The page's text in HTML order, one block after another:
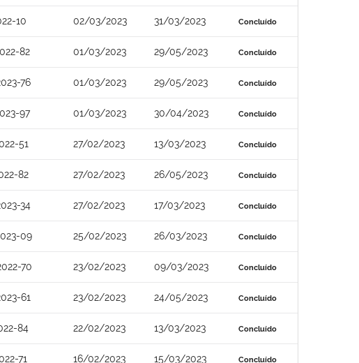
10 02/03/2023 31/03/2023 Concluído
82 01/03/2023 29/05/2023 Concluído
76 01/03/2023 29/05/2023 Concluído
97 01/03/2023 30/04/2023 Concluído
51 27/02/2023 13/03/2023 Concluído
82 27/02/2023 26/05/2023 Concluído
34 27/02/2023 17/03/2023 Concluído
09 25/02/2023 26/03/2023 Concluído
70 23/02/2023 09/03/2023 Concluído
61 23/02/2023 24/05/2023 Concluído
84 22/02/2023 13/03/2023 Concluído
71 16/02/2023 15/03/2023 Concluído